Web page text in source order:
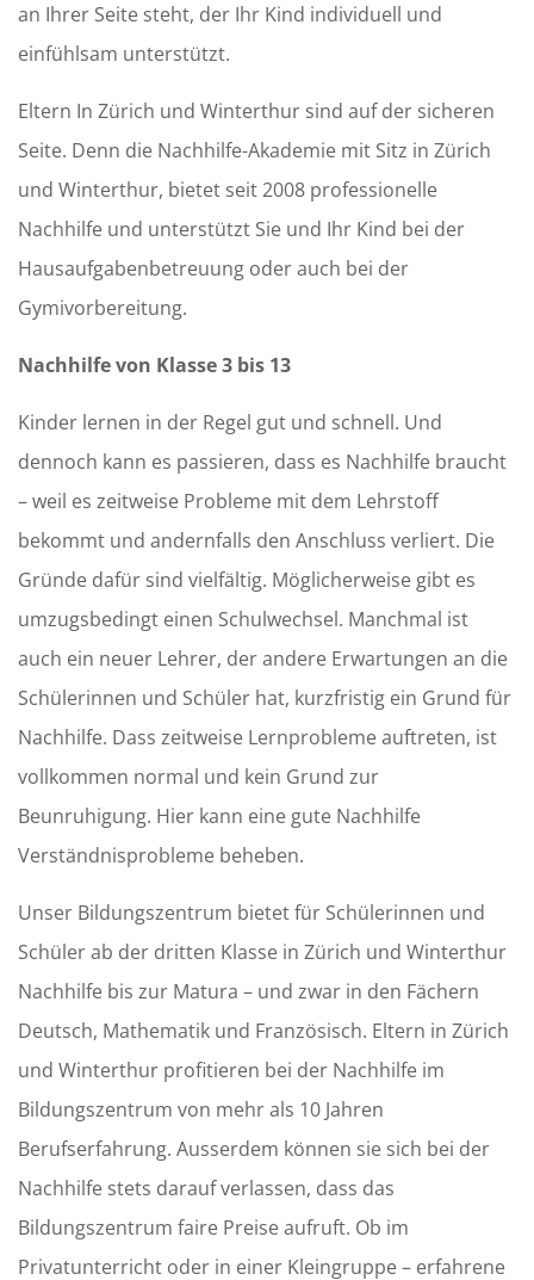
an Ihrer Seite steht, der Ihr Kind individuell und
einfühlsam unterstützt.
Eltern In Zürich und Winterthur sind auf der sicheren
Seite. Denn die Nachhilfe-Akademie mit Sitz in Zürich
und Winterthur, bietet seit 2008 professionelle
Nachhilfe und unterstützt Sie und Ihr Kind bei der
Hausaufgabenbetreuung oder auch bei der
Gymivorbereitung.
Nachhilfe von Klasse 3 bis 13
Kinder lernen in der Regel gut und schnell. Und
dennoch kann es passieren, dass es Nachhilfe braucht
– weil es zeitweise Probleme mit dem Lehrstoff
bekommt und andernfalls den Anschluss verliert. Die
Gründe dafür sind vielfältig. Möglicherweise gibt es
umzugsbedingt einen Schulwechsel. Manchmal ist
auch ein neuer Lehrer, der andere Erwartungen an die
Schülerinnen und Schüler hat, kurzfristig ein Grund für
Nachhilfe. Dass zeitweise Lernprobleme auftreten, ist
vollkommen normal und kein Grund zur
Beunruhigung. Hier kann eine gute Nachhilfe
Verständnisprobleme beheben.
Unser Bildungszentrum bietet für Schülerinnen und
Schüler ab der dritten Klasse in Zürich und Winterthur
Nachhilfe bis zur Matura – und zwar in den Fächern
Deutsch, Mathematik und Französisch. Eltern in Zürich
und Winterthur profitieren bei der Nachhilfe im
Bildungszentrum von mehr als 10 Jahren
Berufserfahrung. Ausserdem können sie sich bei der
Nachhilfe stets darauf verlassen, dass das
Bildungszentrum faire Preise aufruft. Ob im
Privatunterricht oder in einer Kleingruppe – erfahrene